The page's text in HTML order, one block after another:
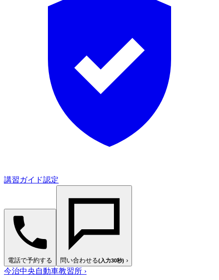
講習ガイド認定
電話で予約する 問い合わせる(入力30秒) ›
今治中央自動車教習所 ›